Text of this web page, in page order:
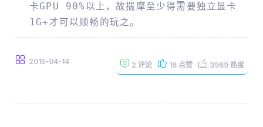
卡GPU 90%以上，故揣摩至少得需要独立显卡
1G+才可以顺畅的玩之。
2015-04-14 2 评论 16 点赞 3969 热度